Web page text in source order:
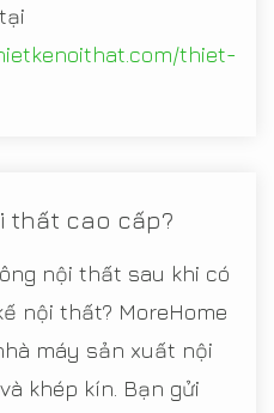
thiet-
thất cao cấp?
nội thất sau khi có
nội thất? MoreHome
máy sản xuất nội
khép kín. Bạn gửi